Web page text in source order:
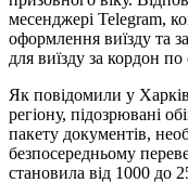
месенджері Telegram,
оформлення виїзду та
для виїзду за кордон
Як повідомили у
регіону, підозрювані
пакету документів,
безпосередньому
становила від 1000 до